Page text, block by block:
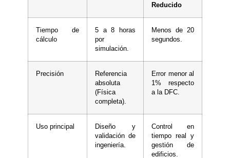
Reducido
Tiempo de
cálculo
5 a 8 horas
por
simulación.
Menos de 20
segundos.
Precisión
Referencia
absoluta
(Física
completa).
Error menor al
1% respecto
a la DFC.
Uso principal
Diseño y
validación de
ingeniería.
Control en
tiempo real y
gestión de
edificios.